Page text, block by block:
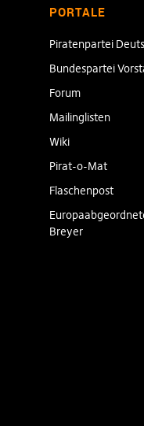
PORTALE
Piratenpartei
Bundespartei
Forum
Mailinglisten
Wiki
Pirat-o-Mat
Flaschenpost
Breyer